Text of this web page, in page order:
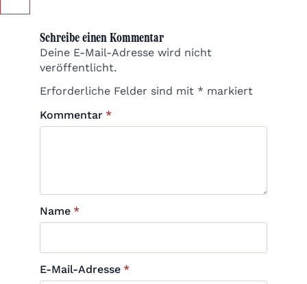
Schreibe einen Kommentar
Deine E-Mail-Adresse wird nicht
veröffentlicht.
Erforderliche Felder sind mit * markiert
Kommentar *
Name *
E-Mail-Adresse *